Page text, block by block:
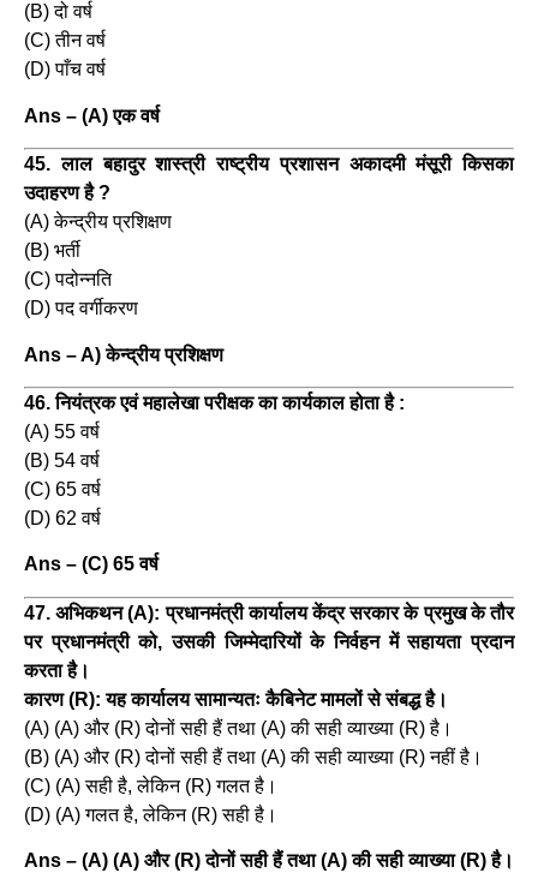
(B) दो वर्ष
(C) तीन वर्ष
(D) पाँच वर्ष
Ans – (A) एक वर्ष
45. लाल बहादुर शास्त्री राष्ट्रीय प्रशासन अकादमी मंसूरी किसका
उदाहरण है ?
(A) केन्द्रीय प्रशिक्षण
(B) भर्ती
(C) पदोन्नति
(D) पद वर्गीकरण
Ans – A) केन्द्रीय प्रशिक्षण
46. नियंत्रक एवं महालेखा परीक्षक का कार्यकाल होता है :
(A) 55 वर्ष
(B) 54 वर्ष
(C) 65 वर्ष
(D) 62 वर्ष
Ans – (C) 65 वर्ष
47. अभिकथन (A): प्रधानमंत्री कार्यालय केंद्र सरकार के प्रमुख के तौर
पर प्रधानमंत्री को, उसकी जिम्मेदारियों के निर्वहन में सहायता प्रदान
करता है।
कारण (R): यह कार्यालय सामान्यतः कैबिनेट मामलों से संबद्ध है।
(A) (A) और (R) दोनों सही हैं तथा (A) की सही व्याख्या (R) है।
(B) (A) और (R) दोनों सही हैं तथा (A) की सही व्याख्या (R) नहीं है।
(C) (A) सही है, लेकिन (R) गलत है।
(D) (A) गलत है, लेकिन (R) सही है।
Ans – (A) (A) और (R) दोनों सही हैं तथा (A) की सही व्याख्या (R) है।